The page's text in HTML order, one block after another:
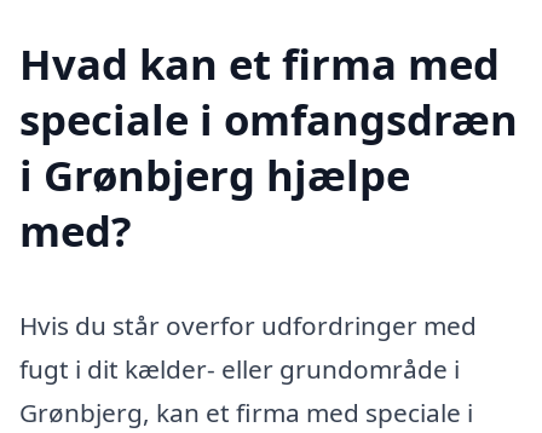
Hvad kan et firma med
speciale i omfangsdræn
i Grønbjerg hjælpe
med?
Hvis du står overfor udfordringer med
fugt i dit kælder- eller grundområde i
Grønbjerg, kan et firma med speciale i